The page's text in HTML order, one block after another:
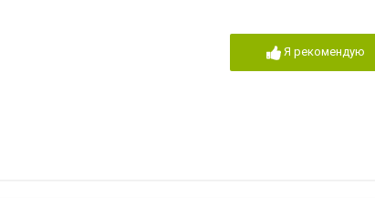
Я рекомендую